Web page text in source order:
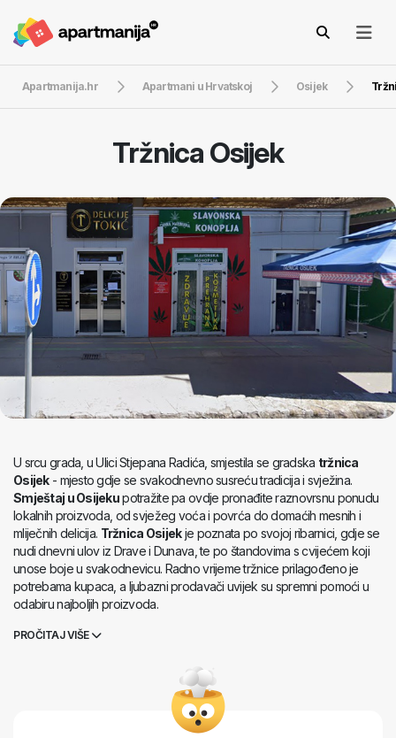
Apartmanija.hr Apartmani u Hrvatskoj Osijek
Tržnica Osijek
U srcu grada, u Ulici Stjepana Radića, smjestila se gradska tržnica
Osijek- mjesto gdje se svakodnevno susreću tradicija i svježina.
Smještaj u Osijekupotražite pa ovdje pronađite raznovrsnu ponudu
lokalnih proizvoda, od svježeg voća i povrća do domaćih mesnih i
mliječnih delicija. Tržnica Osijekje poznata po svojoj ribarnici, gdje se
nudi dnevni ulov iz Drave i Dunava, te po štandovima s cvijećem koji
unose boje u svakodnevicu. Radno vrijeme tržnice prilagođeno je
potrebama kupaca, a ljubazni prodavači uvijek su spremni pomoći u
odabiru najboljih proizvoda.
PROČITAJ VIŠE